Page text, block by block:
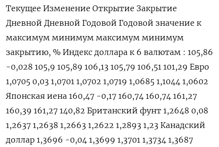
Текущее Изменение Открытие Закрытие Дневной Дневной Годовой Годовой значение к максимум минимум максимум минимум закрытию, % Индекс доллара к 6 валютам : 105,86 -0,028 105,9 105,89 106,13 105,79 106,51 101,29 Евро 1,0705 0,03 1,0701 1,0702 1,0719 1,0685 1,1044 1,0602 Японская иена 160,47 -0,17 160,74 160,74 161,27 160,39 161,27 140,82 Британский фунт 1,2648 0,08 1,2637 1,2638 1,2663 1,2622 1,2893 1,23 Канадский доллар 1,3696 -0,04 1,3699 1,3701 1,3734 1,3687 1,3846 1,323 Шведская крона 10,6174 -0,05 10,5995 10,6226 10,6618 10,5965 11,0487 10,0558 Швейцарский франк 0,8996 0,12 0,8985 0,8985 0,9003 0,8982 0,9224 0,84 Валюты G20: Аргентинский песо 910,5 0 0 910,5 0 0 911,74 810,65 Австралийский доллар 0,6663 0,27 0,6646 0,6645 0,6671 0,6621 0,6839 0,6363 Бразильский реал 5,5118 0,18 5,5019 5,5019 5,516 5,4844 5,5384 4,8314 Индийская рупия 83,3396 -0,12 83,453 83,4379 83,4875 83,3514 83,739 82,65 Индонезийская рупия 16 370 -0,15 16 390 16 395 16 415 16 380 16 493 15 450 Китайский юань 7,2625 -0,09 7,2671 7,2688 7,268 7,263 7,2689 7,1097 Мексиканский песо 18,256 -0,88 18,418 18,419 18,598 18,2609 18,986 16,2645 Российский рубль 84,9 -0,11 84,9955 84,9955 88,2455 84,82 95,4705 82,02 Саудовский риал 3,7515 0 3,7514 3,7514 3,7516 3,7506 3,7521 3,7483 Турецкая лира 32,8292 0,08 32,73 32,8041 33,0425 32,8252 33,0425 29,567 Южнокорейская вона 1 376,63 -0,7 1 386,35 1 386,35 1 388,36 1 375,28 1 400,15 1 291,17 Южноафриканский ранд 18,2096 -1,38 18,4708 18,464 18,5253 18,1608 19,3912 17,8718 Европа: Польский злотый 4,0252 0 4,0246 4,0254 4,0369 4,0208 4,1235 3,9013 Чешская крона 23,383 -0,03 23,394 23,39 23,466 23,334 23,883 22,308 Венгерский форинт 368,6 -0,41 370,12 370,13 371 368,53 373,51 343,35 Норвежская крона 10,6479 0,24 10,6277 10,6221 10,6948 10,6116 11,1375 10,1432